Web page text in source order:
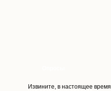
Извините, в настоящее время